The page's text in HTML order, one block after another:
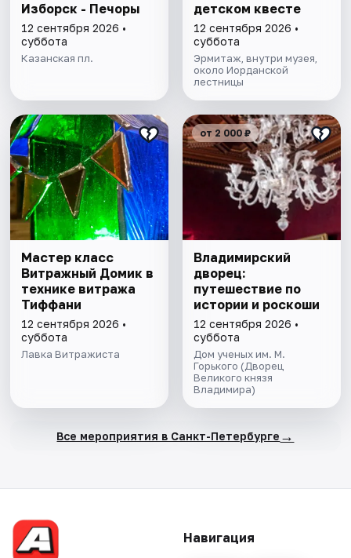
Изборск - Печоры
12 сентября 2026 •
суббота
Казанская пл.
детском квесте
12 сентября 2026 •
суббота
Эрмитаж, внутри музея,
около Иорданской
лестницы
Мастер класс
Витражный Домик в
технике витража
Тиффани
12 сентября 2026 •
суббота
Лавка Витражиста
от 2 000 ₽
Владимирский
дворец:
путешествие по
истории и роскоши
12 сентября 2026 •
суббота
Дом ученых им. М.
Горького (Дворец
Великого князя
Владимира)
Все мероприятия в Санкт-Петербурге →
Навигация